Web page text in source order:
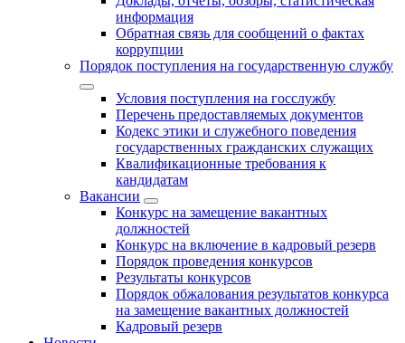
информация
Обратная связь для сообщений о фактах
коррупции
Порядок поступления на государственную службу
Условия поступления на госслужбу
Перечень предоставляемых документов
Кодекс этики и служебного поведения
государственных гражданских служащих
Квалификационные требования к
кандидатам
Вакансии
Конкурс на замещение вакантных
должностей
Конкурс на включение в кадровый резерв
Порядок проведения конкурсов
Результаты конкурсов
Порядок обжалования результатов конкурса
на замещение вакантных должностей
Кадровый резерв